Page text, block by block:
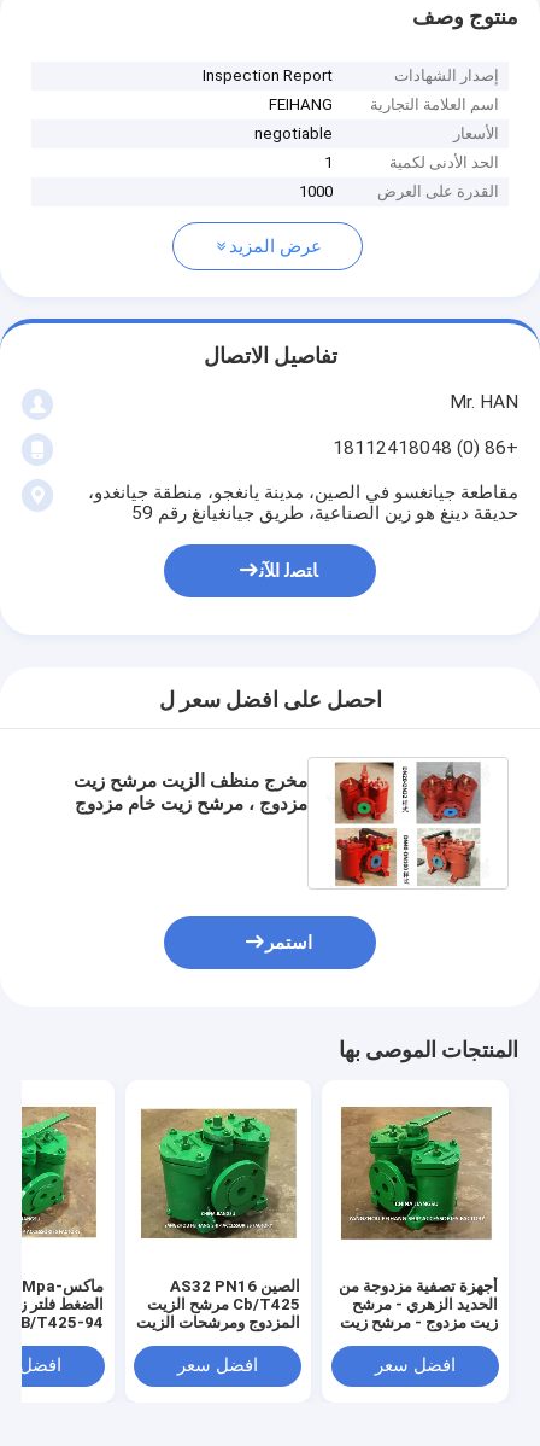
منتوج وصف
إصدار الشهادات
Inspection Report
اسم العلامة التجارية
FEIHANG
الأسعار
negotiable
الحد الأدنى لكمية
1
القدرة على العرض
1000
عرض المزيد
تفاصيل الاتصال
Mr. HAN
+86 (0) 18112418048
مقاطعة جيانغسو في الصين، مدينة يانغجو، منطقة جيانغدو،
حديقة دينغ هو زين الصناعية، طريق جيانغيانغ رقم 59
ﺎﺘﺼﻟ ﺍﻶﻧ
احصل على افضل سعر ل
مخرج منظف الزيت مرشح زيت
مزدوج ، مرشح زيت خام مزدوج
استمر
المنتجات الموصى بها
أجهزة تصفية مزدوجة من
الحديد الزهري - مرشح
زيت مزدوج - مرشح زيت
الصين AS32 CB / T425 افضل سعر
الصين AS32 PN16
Cb/T425 مرشح الزيت
المزدوج ومرشحات الزيت
FeiHang Marine
افضل سعر
الضغط فلتر
افضل